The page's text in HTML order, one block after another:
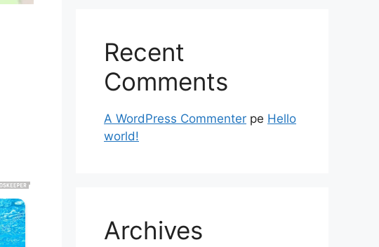
Recent
Comments
A WordPress Commenter pe Hello
world!
Archives